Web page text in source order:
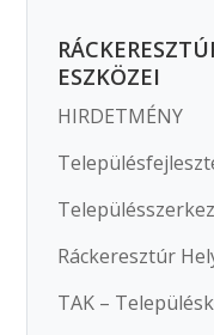
ESZKÖZEI
HIRDETMÉNY
Ráckeresztúr
TAK –